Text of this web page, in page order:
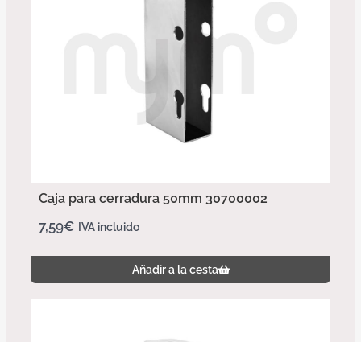
Caja para cerradura 50mm 30700002
7,59€ IVA incluido
Añadir a la cesta